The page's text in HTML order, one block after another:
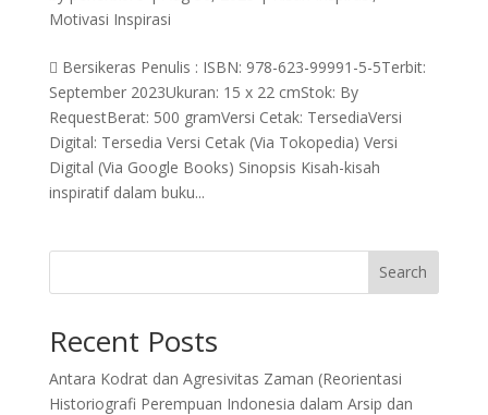
Motivasi Inspirasi
 Bersikeras Penulis : ISBN: 978-623-99991-5-5Terbit:
September 2023Ukuran: 15 x 22 cmStok: By
RequestBerat: 500 gramVersi Cetak: TersediaVersi
Digital: Tersedia Versi Cetak (Via Tokopedia) Versi
Digital (Via Google Books) Sinopsis Kisah-kisah
inspiratif dalam buku...
Search
Recent Posts
Antara Kodrat dan Agresivitas Zaman (Reorientasi
Historiografi Perempuan Indonesia dalam Arsip dan